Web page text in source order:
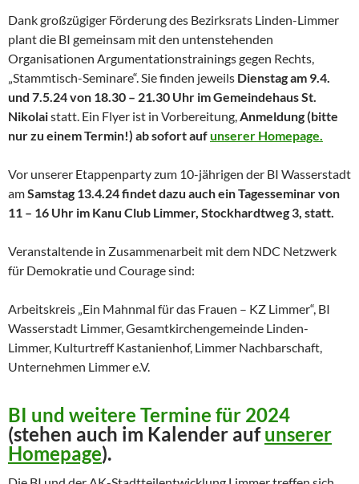
Dank großzügiger Förderung des Bezirksrats Linden-Limmer
plant die BI gemeinsam mit den untenstehenden
Organisationen Argumentationstrainings gegen Rechts,
„Stammtisch-Seminare“. Sie finden jeweils Dienstag am 9.4.
und 7.5.24 von 18.30 – 21.30 Uhr im Gemeindehaus St.
Nikolaistatt. Ein Flyer ist in Vorbereitung,Anmeldung (bitte
nur zu einem Termin!) ab sofort aufunserer Homepage.
Vor unserer Etappenparty zum 10-jährigen der BI Wasserstadt
amSamstag 13.4.24 findet dazu auch ein Tagesseminar von
11 – 16 Uhr im Kanu Club Limmer, Stockhardtweg 3, statt.
Veranstaltende in Zusammenarbeit mit dem NDC Netzwerk
für Demokratie und Courage sind:
Arbeitskreis „Ein Mahnmal für das Frauen – KZ Limmer“, BI
Wasserstadt Limmer, Gesamtkirchengemeinde Linden-
Limmer, Kulturtreff Kastanienhof, Limmer Nachbarschaft,
Unternehmen Limmer e.V.
BI und weitere Termine für 2024
(stehen auch im Kalender aufunserer
Homepage).